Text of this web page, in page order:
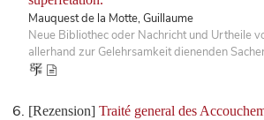
Mauquest de la Motte, Guillaume
Neue Bibliothec oder Nachricht und Urtheile
allerhand zur Gelehrsamkeit dienenden
[Rezension] Traité general des